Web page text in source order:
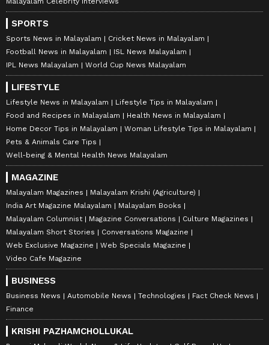
SPORTS
Sports News in Malayalam
Cricket News in Malayalam
Football News in Malayalam
ISL News Malayalam
IPL News Malayalam
World Cup News Malayalam
LIFESTYLE
Lifestyle News in Malayalam
Lifestyle Tips in Malayalam
Food and Recipes in Malayalam
Health News in Malayalam
Home Decor Tips in Malayalam
Woman Lifestyle Tips in Malayalam
Pets & Animals Care Tips
Well-being & Mental Health News Malayalam
MAGAZINE
Malayalam Magazines
Malayalam Krishi (Agriculture)
India Art Magazine Malayalam
Malayalam Books
Malayalam Columnist
Magazine Conversations
Culture Magazines
Malayalam Short Stories
Conversations Magazine
Web Exclusive Magazine
Web Specials Magazine
Video Cafe Magazine
BUSINESS
Business News Automobile News Technologies
Fact Check News
Finance
KRISHI PAZHAMCHOLLUKAL